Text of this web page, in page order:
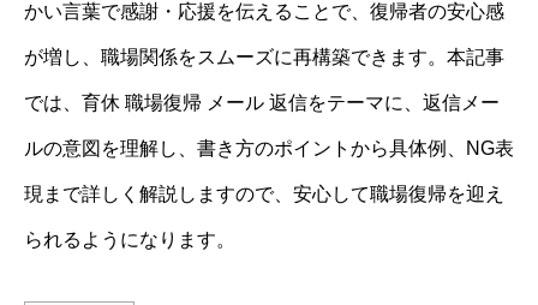
かい言葉で感謝・応援を伝えることで、復帰者の安心感
が増し、職場関係をスムーズに再構築できます。本記事
では、育休 職場復帰 メール 返信をテーマに、返信メー
ルの意図を理解し、書き方のポイントから具体例、NG表
現まで詳しく解説しますので、安心して職場復帰を迎え
られるようになります。